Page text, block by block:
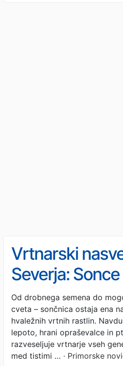
Vrtnarski
Severja:
Lahko
tudi julija?
Od drobnega semena do
cveta – sončnica ostaja ena
hvaležnih vrtnih rastlin.
lepoto, hrani opraševalce in
razveseljuje vrtnarje vseh
med tistimi … · Primorske